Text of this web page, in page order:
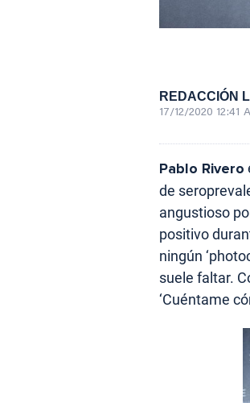
REDACCIÓN
17/12/2020 12:41
Pablo Rivero
de
angustioso
positivo
ningún
suele faltar.
‘Cuéntame